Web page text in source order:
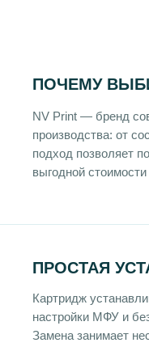
ПОЧЕМУ
NV Print — бренд
производства: от
подход позволяет
выгодной
ПРОСТАЯ
Картридж
настройки МФУ и
Замена занимает